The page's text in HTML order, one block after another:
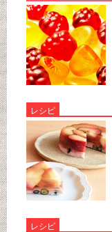
レシピ
レシピ